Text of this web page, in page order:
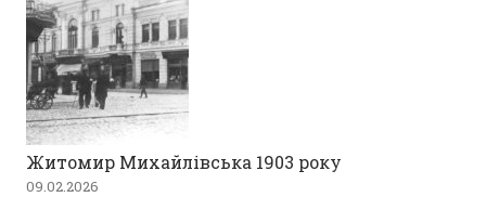
Житомир Михайлівська 1903 року
09.02.2026